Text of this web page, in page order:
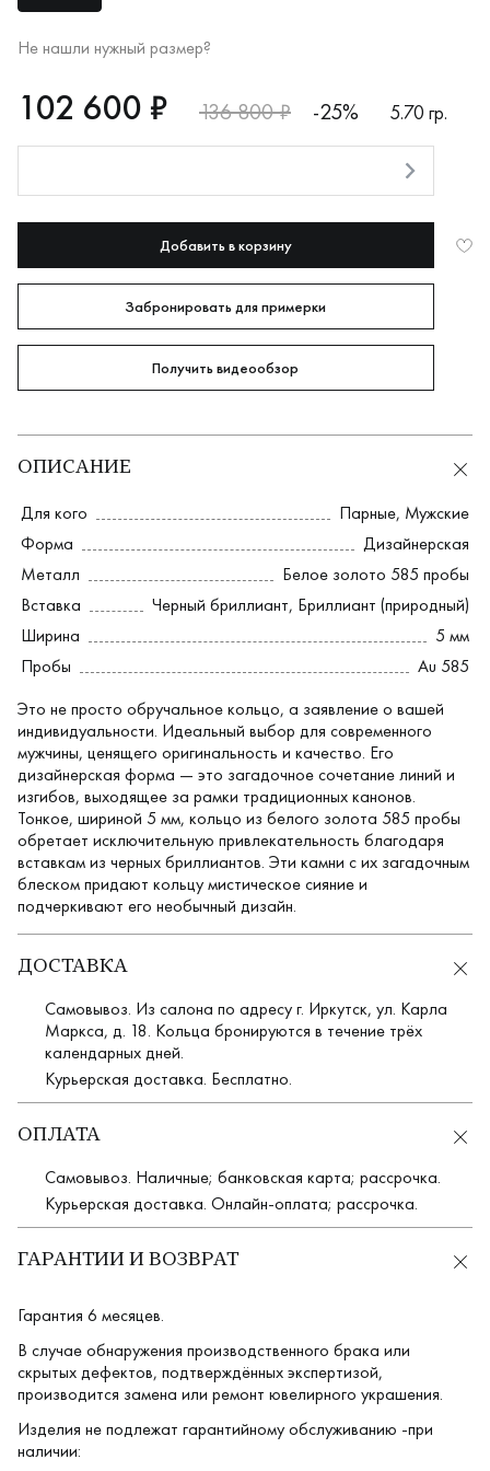
Не нашли нужный размер?
RUB
102600
102 600 ₽ 136 800 ₽ -25%
5.70 гр.
Добавить в корзину
Забронировать для примерки
Получить видеообзор
ОПИСАНИЕ
Для кого Парные, Мужские
Форма
Дизайнерская
Металл
Белое золото 585 пробы
Вставка
Черный бриллиант, Бриллиант (природный)
Ширина
5 мм
Пробы
Au 585
Это не просто обручальное кольцо, а заявление о вашей
индивидуальности. Идеальный выбор для современного
мужчины, ценящего оригинальность и качество. Его
дизайнерская форма — это загадочное сочетание линий и
изгибов, выходящее за рамки традиционных канонов.
Тонкое, шириной 5 мм, кольцо из белого золота 585 пробы
обретает исключительную привлекательность благодаря
вставкам из черных бриллиантов. Эти камни с их загадочным
блеском придают кольцу мистическое сияние и
подчеркивают его необычный дизайн.
ДОСТАВКА
Самовывоз. Из салона по адресу г. Иркутск, ул. Карла
Маркса, д. 18. Кольца бронируются в течение трёх
календарных дней.
Курьерская доставка. Бесплатно.
ОПЛАТА
Самовывоз. Наличные; банковская карта; рассрочка.
Курьерская доставка. Онлайн-оплата; рассрочка.
ГАРАНТИИ И ВОЗВРАТ
Гарантия 6 месяцев.
В случае обнаружения производственного брака или
скрытых дефектов, подтверждённых экспертизой,
производится замена или ремонт ювелирного украшения.
Изделия не подлежат гарантийному обслуживанию -при
наличии: